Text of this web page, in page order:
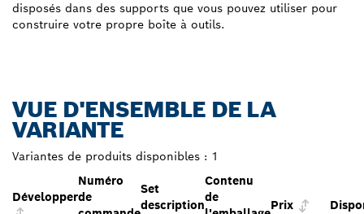
disposés dans des supports que vous pouvez utiliser pour
construire votre propre boîte à outils.
VUE D'ENSEMBLE DE LA
VARIANTE
Variantes de produits disponibles : 1
Développer
Numéro
de
Set
description
Contenu
de
Prix